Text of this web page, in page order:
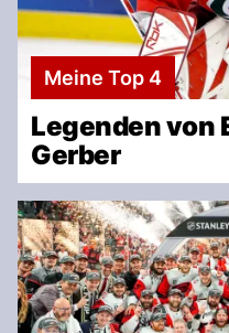
Meine Top 4
Legenden von
Gerber